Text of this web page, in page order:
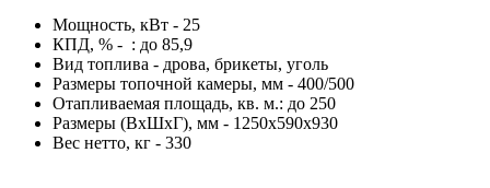
Мощность, кВт - 25
КПД, % - : до 85,9
Вид топлива - дрова, брикеты, уголь
Размеры топочной камеры, мм - 400/500
Отапливаемая площадь, кв. м.: до 250
Размеры (ВхШхГ), мм - 1250х590х930
Вес нетто, кг - 330